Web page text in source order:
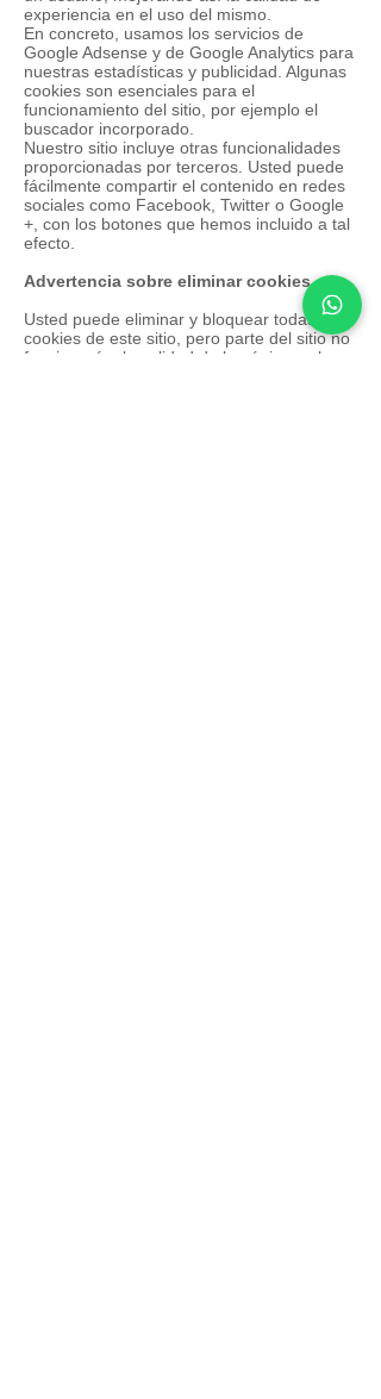
experiencia en el uso del mismo.
En concreto, usamos los servicios de
Google Adsense y de Google Analytics para
nuestras estadísticas y publicidad. Algunas
cookies son esenciales para el
funcionamiento del sitio, por ejemplo el
buscador incorporado.
Nuestro sitio incluye otras funcionalidades
proporcionadas por terceros. Usted puede
fácilmente compartir el contenido en redes
sociales como Facebook, Twitter o Google
+, con los botones que hemos incluido a tal
efecto.
Advertencia sobre eliminar cookies.
Usted puede eliminar y bloquear todas las
cookies de este sitio, pero parte del sitio no
funcionará o la calidad de la página web